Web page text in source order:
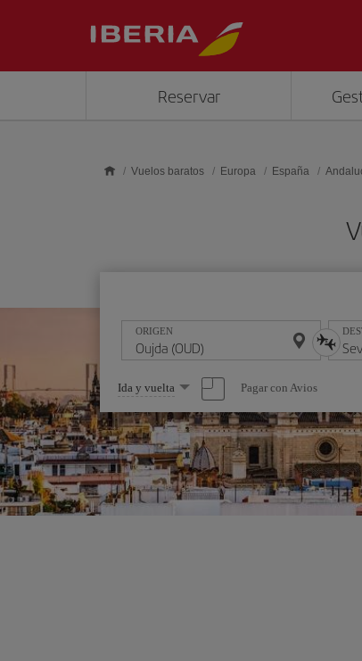
Reservar
Vuelos baratos Europa España
ORIGEN
Seleccione
una
opción
Ida y vuelta Pagar con Avios